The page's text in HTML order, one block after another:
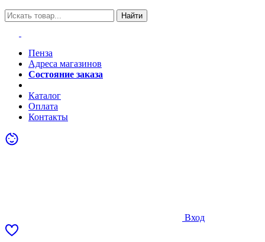
Найти
Пенза
Адреса магазинов
Состояние заказа
Каталог
Оплата
Контакты
Вход